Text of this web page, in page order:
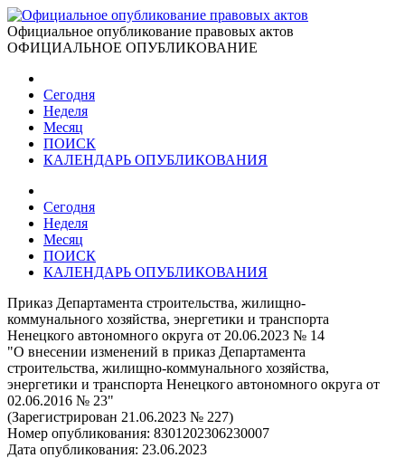
Официальное опубликование правовых актов
ОФИЦИАЛЬНОЕ ОПУБЛИКОВАНИЕ
Сегодня
Неделя
Месяц
ПОИСК
КАЛЕНДАРЬ ОПУБЛИКОВАНИЯ
Сегодня
Неделя
Месяц
ПОИСК
КАЛЕНДАРЬ ОПУБЛИКОВАНИЯ
Приказ Департамента строительства, жилищно-
коммунального хозяйства, энергетики и транспорта
Ненецкого автономного округа от 20.06.2023 № 14
"О внесении изменений в приказ Департамента
строительства, жилищно-коммунального хозяйства,
энергетики и транспорта Ненецкого автономного округа от
02.06.2016 № 23"
(Зарегистрирован 21.06.2023 № 227)
Номер опубликования: 8301202306230007
Дата опубликования: 23.06.2023